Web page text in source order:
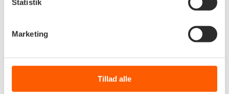
Statistik
Marketing
Tillad alle
produkt, når vi har forskellige perspektiver
på de løsninger, vi arbejder med